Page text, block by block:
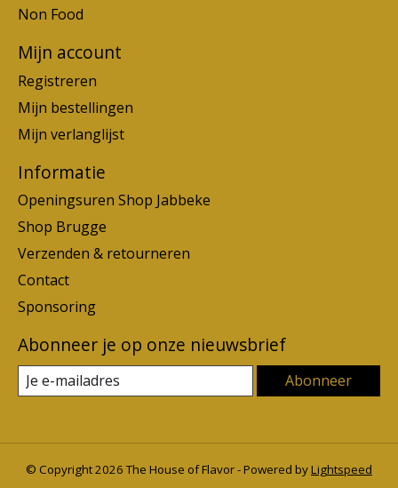
Non Food
Mijn account
Registreren
Mijn bestellingen
Mijn verlanglijst
Informatie
Openingsuren Shop Jabbeke
Shop Brugge
Verzenden & retourneren
Contact
Sponsoring
Abonneer je op onze nieuwsbrief
Abonneer
© Copyright 2026 The House of Flavor - Powered byLightspeed